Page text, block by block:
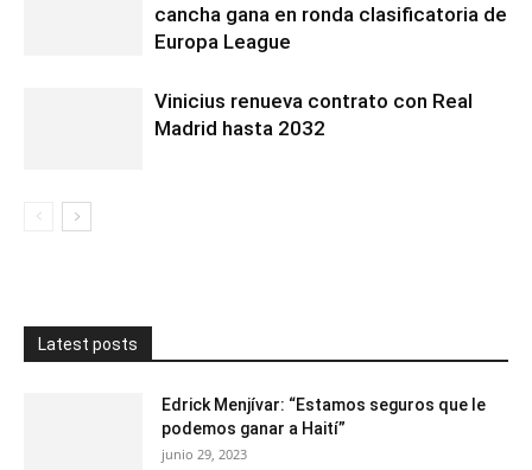
cancha gana en ronda clasificatoria de
Europa League
Vinicius renueva contrato con Real
Madrid hasta 2032
Latest posts
Edrick Menjívar: “Estamos seguros que le
podemos ganar a Haití”
junio 29, 2023